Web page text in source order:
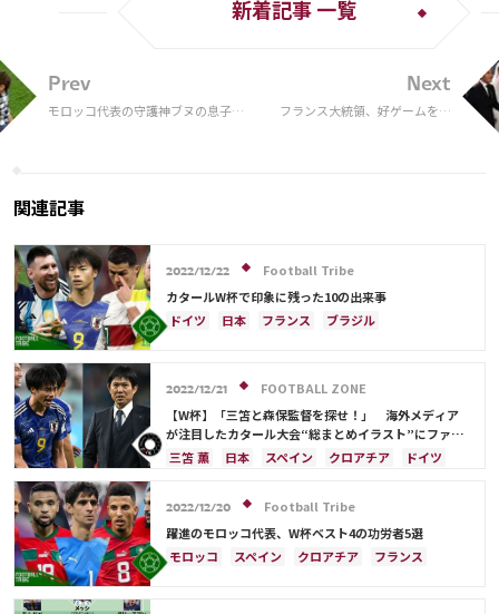
Prev
モロッコ代表の守護神ブヌの息子、
新着記事 一覧
Next
フランス大統領、好ゲームを称
関連記事
2022/12/22
Football Tribe
カタールW杯で印象に残った10の出来事
ドイツ
日本 フランス
ブラジル
モロッコ
スペイン クロアチア
韓国
アクラフ・ハキミ
オーストラリア
日本代表
三笘 薫 C・ロナウド
カタール
イラン
サウジアラビア ガーナ
セネガル
2022/12/21
FOOTBALL ZONE
【W杯】「三笘と森保監督を探せ！」 海外メディア
が注目したカタール大会“総まとめイラスト”にファン
反応「名誉」「粋だな」
三笘 薫 日本 スペイン クロアチア
ドイツ
アルゼンチン
モロッコ
コスタリカ
ルカ・モドリッチ
リオネル・メッシ
キリアン・ムバッペ
アクラフ・ハキミ
2022/12/20
Football Tribe
躍進のモロッコ代表、W杯ベスト4の功労者5選
モロッコ
スペイン クロアチア
フランス